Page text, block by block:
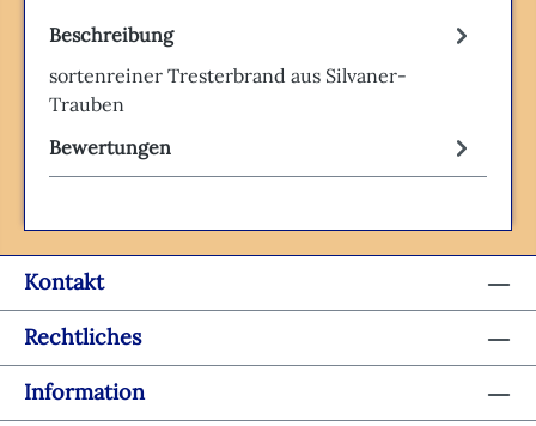
Beschreibung
sortenreiner Tresterbrand aus Silvaner-
Trauben
Bewertungen
Kontakt
Rechtliches
Information